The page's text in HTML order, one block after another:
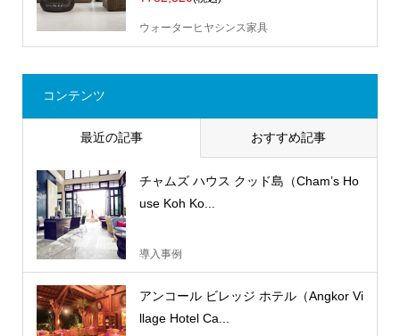
ウォーターヒヤシンス家具
コンテンツ
最近の記事 おすすめ記事
チャムズ ハウス クッド島（Cham’s Ho
use Koh Ko...
導入事例
アンコール ビレッジ ホテル（Angkor Vi
llage Hotel Ca...